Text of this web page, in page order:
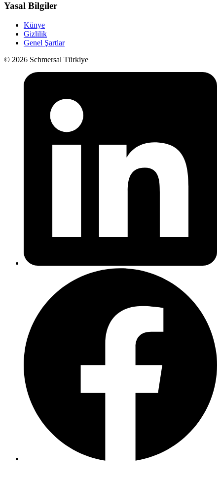
Yasal Bilgiler
Künye
Gizlilik
Genel Şartlar
© 2026 Schmersal Türkiye